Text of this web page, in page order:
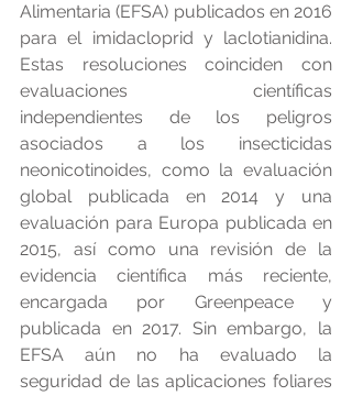
Alimentaria (EFSA) publicados en 2016
para el imidacloprid y laclotianidina.
Estas resoluciones coinciden con
evaluaciones científicas
independientes de los peligros
asociados a los insecticidas
neonicotinoides, como la evaluación
global publicada en 2014 y una
evaluación para Europa publicada en
2015, así como una revisión de la
evidencia científica más reciente,
encargada por Greenpeace y
publicada en 2017. Sin embargo, la
EFSA aún no ha evaluado la
seguridad de las aplicaciones foliares